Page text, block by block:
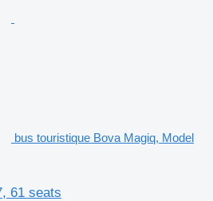
bus touristique Bova Magiq, Model
61 seats